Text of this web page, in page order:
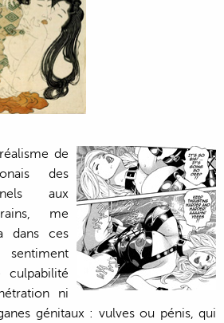
de
des
aux
me
dans ces
culpabilité
ni
génitaux : vulves ou pénis, qui